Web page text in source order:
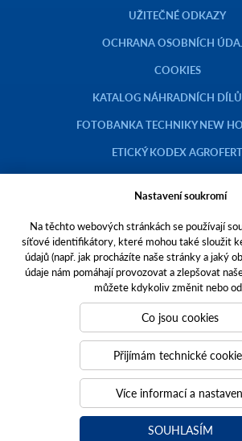
UŽITEČNÉ ODKAZY
OCHRANA OSOBNÍCH
COOKIES
KATALOG NÁHRADNÍCH
FOTOBANKA TECHNIKY NEW
ETICKÝ KODEX AGROFERT
Copyright © 2023 AGROTEC
Toto jsou internetové stránky společnosti
Hustopečích, Brněnská 74, PSČ 69301,
zapsané v OR vedeném Krajským soudem v
Společnost AGROTEC a.s. je členem koncernu
společností AGROFERT, a.s.,
IČO 26185610, se sídlem na adrese Pyšelská
Praha 4.
webové portály, které vám
PUXdesign.
grotectrucks.cz
Nastavení soukromí
Na těchto webových stránkách se používají
síťové identifikátory, které mohou také sloužit
údajů (např. jak procházíte naše stránky a jaký
údaje nám pomáhají provozovat a zlepšovat
můžete kdykoliv změnit nebo
Co jsou cookies
Přijímám technické
Více informací a
SOUHLASÍM